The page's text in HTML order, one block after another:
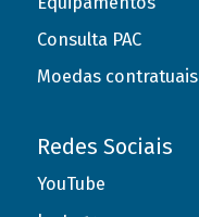
Consulta PAC
Moedas contratuais
Redes Sociais
YouTube